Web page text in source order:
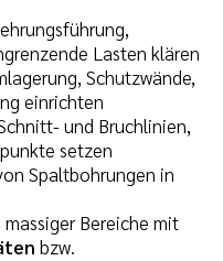
Lasten klären
Schutzwände,
einrichten
und Bruchlinien,
setzen
Spaltbohrungen in
Bereiche mit
bzw.